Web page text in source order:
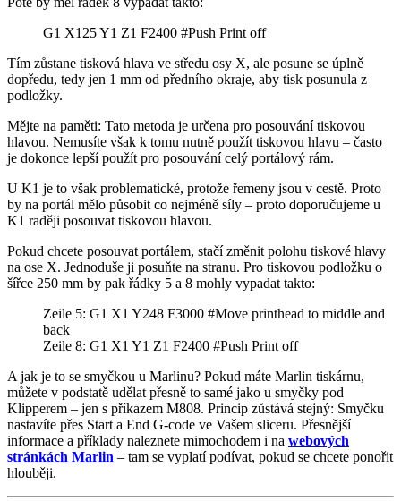
G1 X125 Y1 Z1 F2400 #Push Print off
Tím zůstane tisková hlava ve středu osy X, ale posune se úplně
dopředu, tedy jen 1 mm od předního okraje, aby tisk posunula z
podložky.
Mějte na paměti: Tato metoda je určena pro posouvání tiskovou
hlavou. Nemusíte však k tomu nutně použít tiskovou hlavu – často
je dokonce lepší použít pro posouvání celý portálový rám.
U K1 je to však problematické, protože řemeny jsou v cestě. Proto
by na portál mělo působit co nejméně síly – proto doporučujeme u
K1 raději posouvat tiskovou hlavou.
Pokud chcete posouvat portálem, stačí změnit polohu tiskové hlavy
na ose X. Jednoduše ji posuňte na stranu. Pro tiskovou podložku o
šířce 250 mm by pak řádky 5 a 8 mohly vypadat takto:
Zeile 5: G1 X1 Y248 F3000 #Move printhead to middle and
back
Zeile 8: G1 X1 Y1 Z1 F2400 #Push Print off
A jak je to se smyčkou u Marlinu? Pokud máte Marlin tiskárnu,
můžete v podstatě udělat přesně to samé jako u smyčky pod
Klipperem – jen s příkazem M808. Princip zůstává stejný: Smyčku
nastavíte přes Start a End G-code ve Vašem sliceru. Přesnější
informace a příklady naleznete mimochodem i na webových
stránkách Marlin – tam se vyplatí podívat, pokud se chcete ponořit
hlouběji.